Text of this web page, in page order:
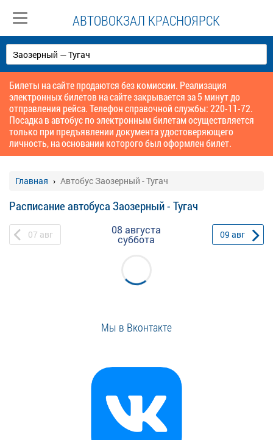
АВТОВОКЗАЛ КРАСНОЯРСК
Билеты на сайте продаются без комиссии. Реализация
электронных билетов на сайте закрывается за 5 минут до
отправления рейса. Телефон справочной службы: 220-11-72.
Посадка в автобус по электронным билетам осуществляется
только при предъявлении документа удостоверяющего
личность, на основании которого был оформлен билет.
Главная Автобус Заозерный - Тугач
Расписание автобуса Заозерный - Тугач
07 авг 08 августа
суббота 09 авг
Мы в Вконтакте